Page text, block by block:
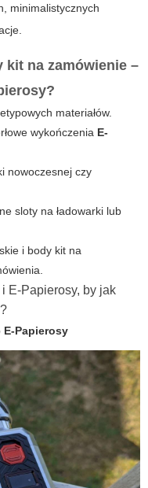
minimalistycznych
kit na zamówienie –
materiałów.
wykończenia E-
nowoczesnej czy
sloty na ładowarki lub
i body kit na
E-Papierosy, by jak
E-Papierosy